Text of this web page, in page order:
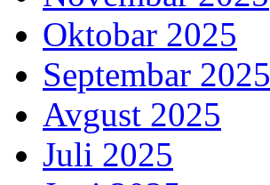
Oktobar 2025
Septembar 2025
Avgust 2025
Juli 2025